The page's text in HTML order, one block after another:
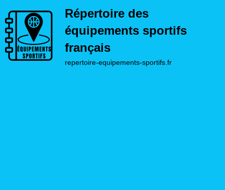
Répertoire des
équipements sportifs
français
repertoire-equipements-sportifs.fr